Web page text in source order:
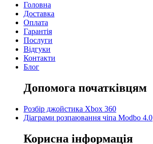
Головна
Доставка
Оплата
Гарантія
Послуги
Відгуки
Контакти
Блог
Допомога початківцям
Розбір джойстика Xbox 360
Діаграми розпаювання чіпа Modbo 4.0
Корисна інформація